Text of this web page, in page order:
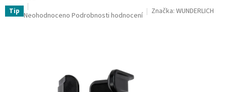
Tip Průměrné
Neohodnoceno Podrobnosti hodnocení Značka: WUNDERLICH